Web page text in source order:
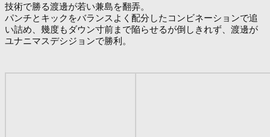
技術で勝る渡邊が若い兼島を翻弄。
パンチとキックをバランスよく配分したコンビネーションで追
い詰め、幾度もダウン寸前まで陥らせるが倒しきれず、渡邊が
ユナニマスデシジョンで勝利。